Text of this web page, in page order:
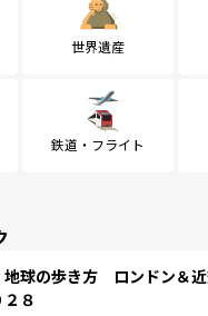
世界遺産
鉄道・フライト
球の歩き方 ロンドン＆
２８